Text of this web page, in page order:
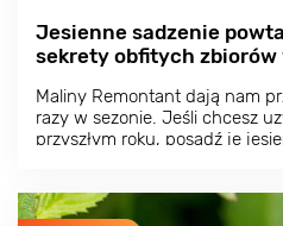
Jesienne sadzenie
sekrety obfitych zbiorów
Maliny Remontant dają nam
razy w sezonie. Jeśli chcesz
przyszłym roku, posadź je